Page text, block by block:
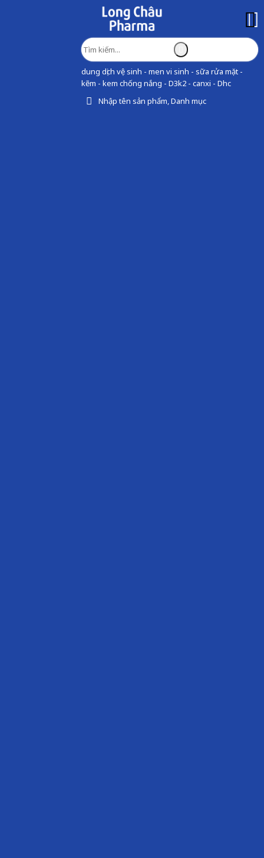
dung dịch vệ sinh - men vi sinh - sữa rửa mặt -
kẽm - kem chống nắng - D3k2 - canxi - Dhc
Nhập tên sản phẩm, Danh mục